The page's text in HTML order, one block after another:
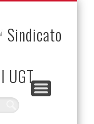
Sindicato
UGT